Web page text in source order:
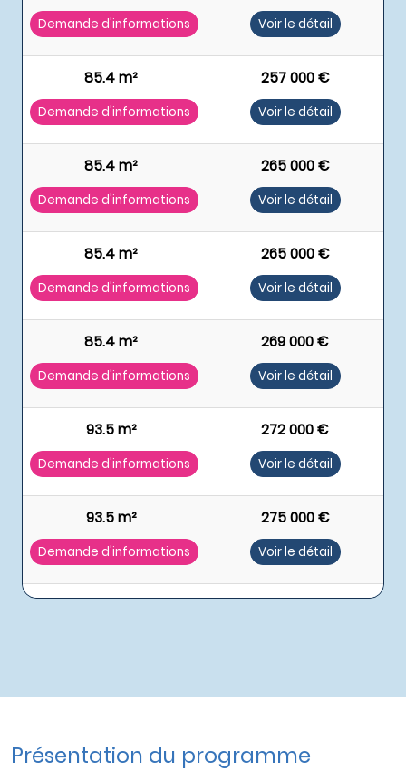
Demande d'informations Voir le détail
85.4 m² 257 000 €
Demande d'informations Voir le détail
85.4 m² 265 000 €
Demande d'informations Voir le détail
85.4 m² 265 000 €
Demande d'informations Voir le détail
85.4 m² 269 000 €
Demande d'informations Voir le détail
93.5 m² 272 000 €
Demande d'informations Voir le détail
93.5 m² 275 000 €
Demande d'informations Voir le détail
Présentation du programme